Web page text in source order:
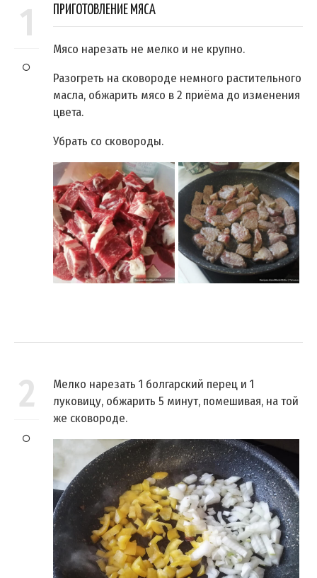
1 ПРИГОТОВЛЕНИЕ МЯСА
Мясо нарезать не мелко и не крупно.
Разогреть на сковороде немного растительного
масла, обжарить мясо в 2 приёма до изменения
цвета.
Убрать со сковороды.
2
Мелко нарезать 1 болгарский перец и 1
луковицу, обжарить 5 минут, помешивая, на той
же сковороде.